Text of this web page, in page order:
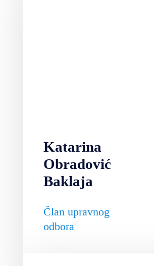
Katarina
Obradović
Baklaja
Član upravnog
odbora